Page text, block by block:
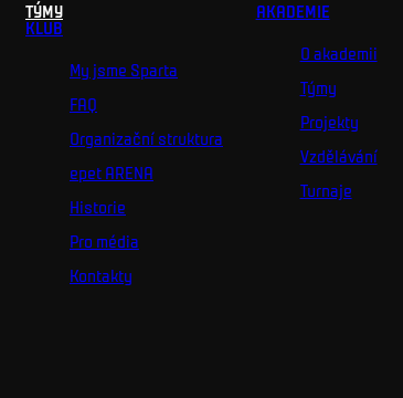
TÝMY
KLUB
My jsme Sparta
FAQ
Organizační struktura
epet ARENA
Historie
Pro média
Kontakty
AKADEMIE
O akademii
Týmy
Projekty
Vzdělávání
Turnaje